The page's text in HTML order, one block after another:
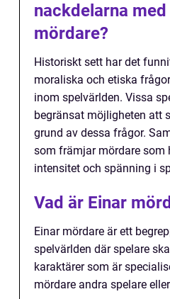
nackdelarna med
mördare?
Historiskt sett har det
moraliska och etiska
inom spelvärlden. Vissa
begränsat möjligheten att
grund av dessa frågor.
som främjar mördare som
intensitet och spänning i
Vad är Einar
Einar mördare är ett
spelvärlden där spelare
karaktärer som är
mördare andra spelare